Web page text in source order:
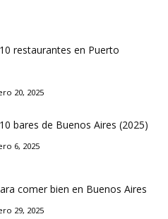
restaurantes en Puerto
20, 2025
bares de Buenos Aires (2025)
6, 2025
comer bien en Buenos Aires
29, 2025